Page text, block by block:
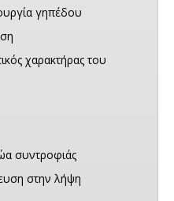
γηπέδου
χαρακτήρας του
συντροφιάς
στην λήψη